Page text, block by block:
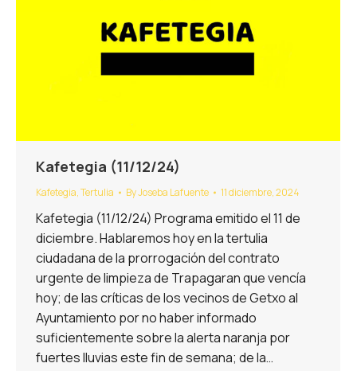
Kafetegia (11/12/24)
Kafetegia,Tertulia ByJoseba Lafuente 11 diciembre, 2024
Kafetegia (11/12/24) Programa emitido el 11 de
diciembre. Hablaremos hoy en la tertulia
ciudadana de la prorrogación del contrato
urgente de limpieza de Trapagaran que vencía
hoy; de las críticas de los vecinos de Getxo al
Ayuntamiento por no haber informado
suficientemente sobre la alerta naranja por
fuertes lluvias este fin de semana; de la…